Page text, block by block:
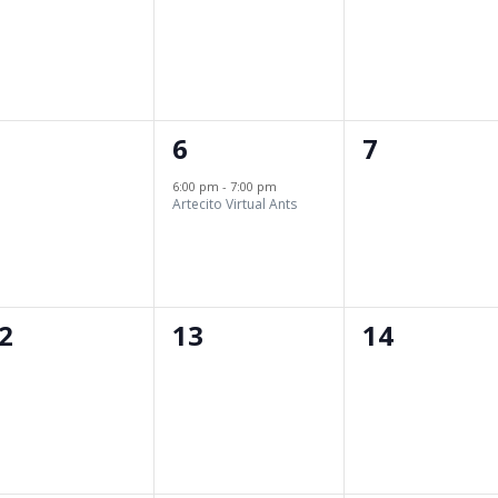
1
evento,
6
6:00 pm - 7:00 pm
Artecito Virtual Ants
0
7
0
13
0
14